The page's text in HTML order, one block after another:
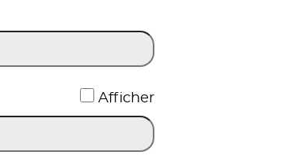
Afficher